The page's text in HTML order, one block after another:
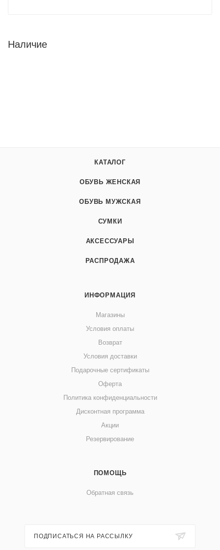
Наличие
КАТАЛОГ
ОБУВЬ ЖЕНСКАЯ
ОБУВЬ МУЖСКАЯ
СУМКИ
АКСЕССУАРЫ
РАСПРОДАЖА
ИНФОРМАЦИЯ
Магазины
Условия оплаты
Возврат
Условия доставки
Подарочные сертификаты
Оферта
Политика конфиденциальности
Дисконтная программа
Акции
Резервирование
ПОМОЩЬ
Обратная связь
ПОДПИСАТЬСЯ НА РАССЫЛКУ